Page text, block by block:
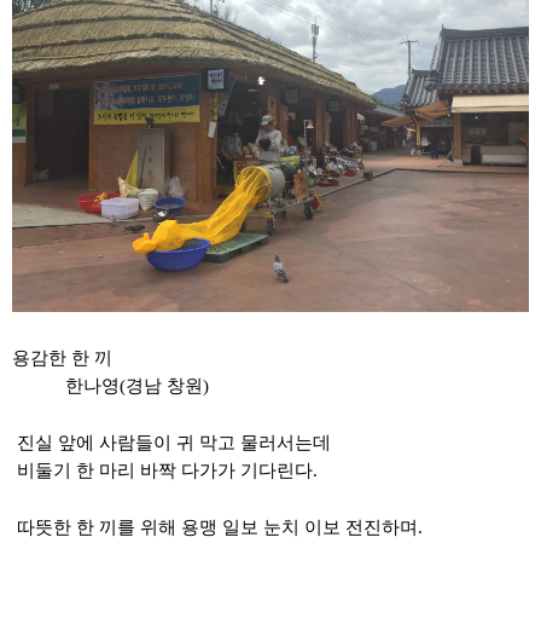
용감한 한 끼
한나영(경남 창원)
진실 앞에 사람들이 귀 막고 물러서는데
비둘기 한 마리 바짝 다가가 기다린다.
따뜻한 한 끼를 위해 용맹 일보 눈치 이보 전진하며 .